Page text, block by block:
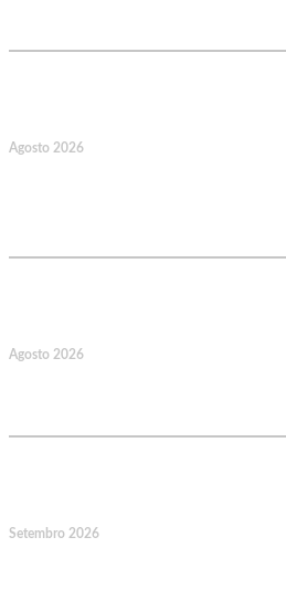
Agosto 2026
Agosto 2026
Setembro 2026